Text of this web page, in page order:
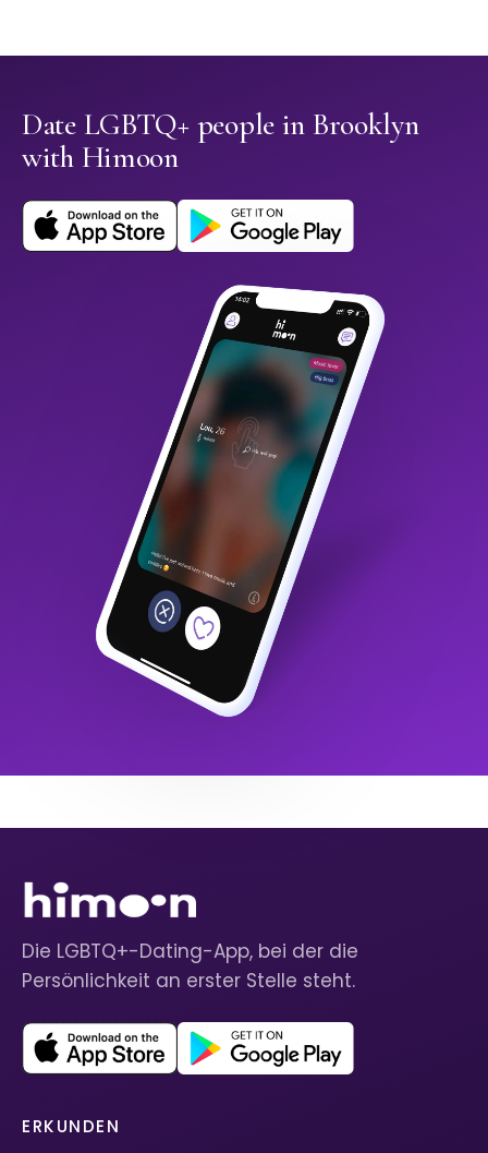
Date LGBTQ+ people in Brooklyn
with Himoon
Die LGBTQ+-Dating-App, bei der die
Persönlichkeit an erster Stelle steht.
ERKUNDEN